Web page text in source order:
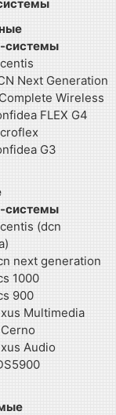
системы
Next Generation
Wireless
FLEX G4
G3
системы
(dcn
next generation
1000
900
Multimedia
Audio